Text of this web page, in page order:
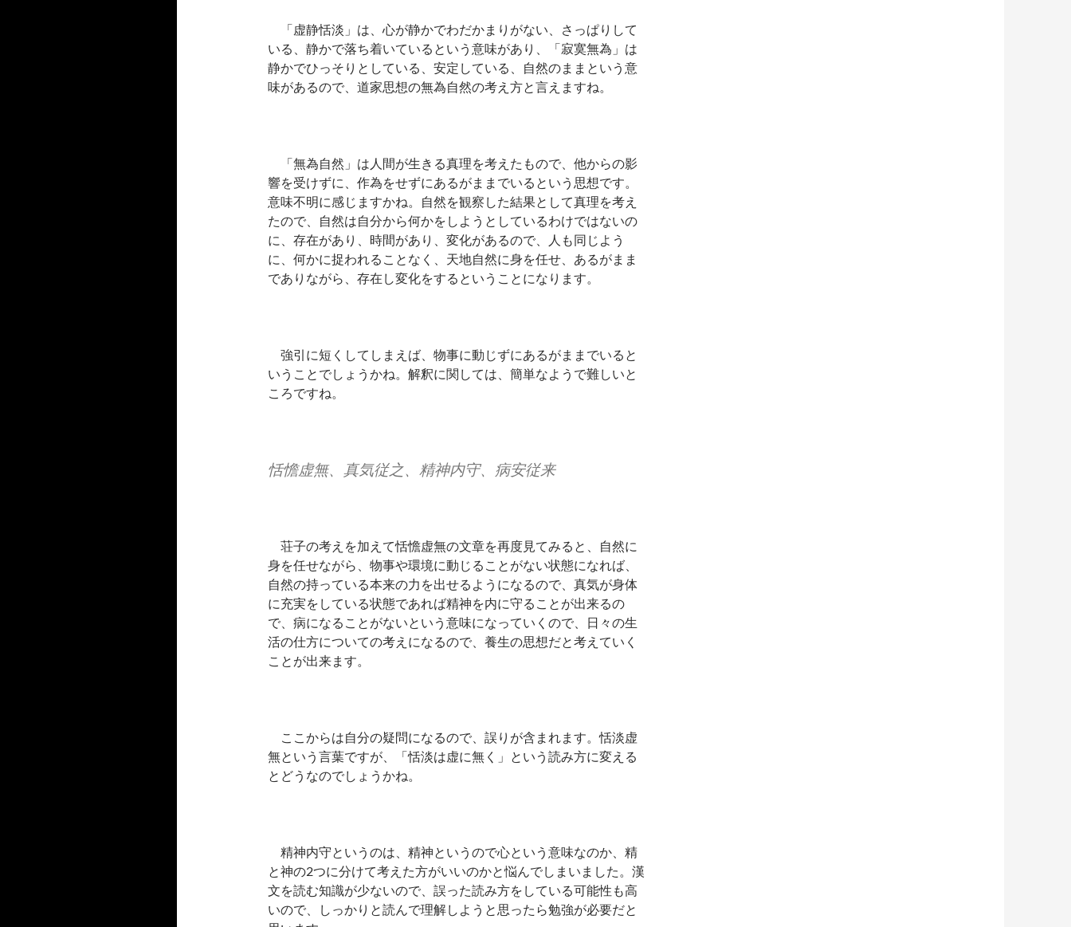
「虚静恬淡」は、心が静かでわだかまりがない、さっぱりして
いる、静かで落ち着いているという意味があり、「寂寞無為」は
静かでひっそりとしている、安定している、自然のままという意
味があるので、道家思想の無為自然の考え方と言えますね。
「無為自然」は人間が生きる真理を考えたもので、他からの影
響を受けずに、作為をせずにあるがままでいるという思想です。
意味不明に感じますかね。自然を観察した結果として真理を考え
たので、自然は自分から何かをしようとしているわけではないの
に、存在があり、時間があり、変化があるので、人も同じよう
に、何かに捉われることなく、天地自然に身を任せ、あるがまま
でありながら、存在し変化をするということになります。
強引に短くしてしまえば、物事に動じずにあるがままでいると
いうことでしょうかね。解釈に関しては、簡単なようで難しいと
ころですね。
恬憺虚無、真気従之、精神内守、病安従来
荘子の考えを加えて恬憺虚無の文章を再度見てみると、自然に
身を任せながら、物事や環境に動じることがない状態になれば、
自然の持っている本来の力を出せるようになるので、真気が身体
に充実をしている状態であれば精神を内に守ることが出来るの
で、病になることがないという意味になっていくので、日々の生
活の仕方についての考えになるので、養生の思想だと考えていく
ことが出来ます。
ここからは自分の疑問になるので、誤りが含まれます。恬淡虚
無という言葉ですが、「恬淡は虚に無く」という読み方に変える
とどうなのでしょうかね。
精神内守というのは、精神というので心という意味なのか、精
と神の2つに分けて考えた方がいいのかと悩んでしまいました。漢
文を読む知識が少ないので、誤った読み方をしている可能性も高
いので、しっかりと読んで理解しようと思ったら勉強が必要だと